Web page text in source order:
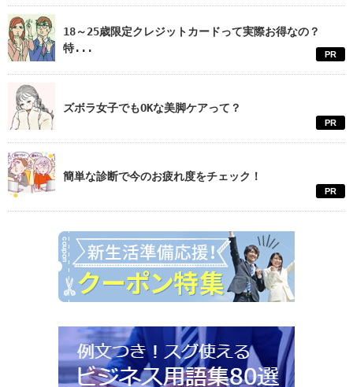
18～25歳限定クレジットカードって実際お得なの？
特...
PR
ズボラ女子でもOKな美脚ケアって？
PR
簡単な診断で今のお疲れ度をチェック！
PR